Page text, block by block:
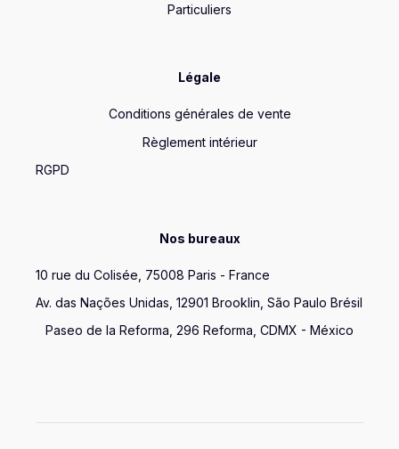
Particuliers
Légale
Conditions générales de vente
Règlement intérieur
RGPD
Nos bureaux
10 rue du Colisée, 75008 Paris - France
Av. das Nações Unidas, 12901 Brooklin, São Paulo Brésil
Paseo de la Reforma, 296 Reforma, CDMX - México